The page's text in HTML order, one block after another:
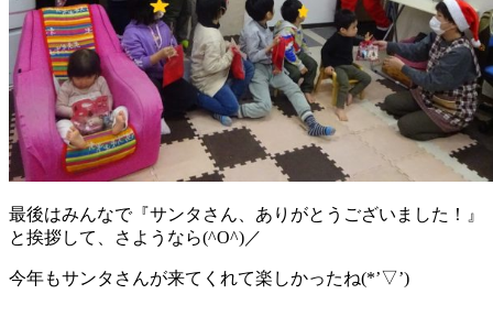
最後はみんなで『サンタさん、ありがとうございました！』
と挨拶して、さようなら(^O^)／
今年もサンタさんが来てくれて楽しかったね(*’▽’)